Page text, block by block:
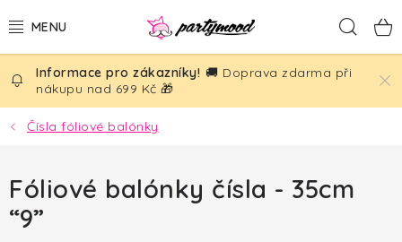
na
BALÓNKY
PÁRTY DEKORACE
TÉMATA
🚚 Doprava zdarma při
nákupu nad 699 Kč 🎁
Čísla fóliové balónky
Fóliové balónky čísla - 35cm
“9”